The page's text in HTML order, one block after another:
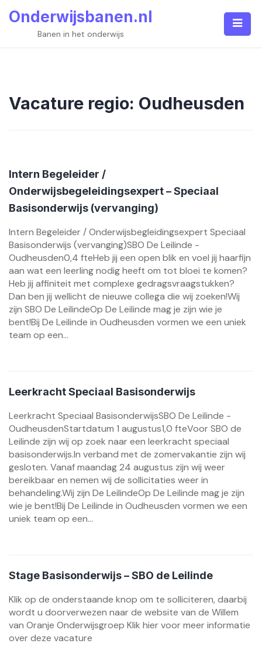
Onderwijsbanen.nl
Banen in het onderwijs
Vacature regio: Oudheusden
Intern Begeleider /
Onderwijsbegeleidingsexpert – Speciaal
Basisonderwijs (vervanging)
Intern Begeleider / Onderwijsbegleidingsexpert Speciaal
Basisonderwijs (vervanging)SBO De Leilinde -
Oudheusden0,4 fteHeb jij een open blik en voel jij haarfijn
aan wat een leerling nodig heeft om tot bloei te komen?
Heb jij affiniteit met complexe gedragsvraagstukken?
Dan ben jij wellicht de nieuwe collega die wij zoeken!Wij
zijn SBO De LeilindeOp De Leilinde mag je zijn wie je
bent!Bij De Leilinde in Oudheusden vormen we een uniek
team op een...
Leerkracht Speciaal Basisonderwijs
Leerkracht Speciaal BasisonderwijsSBO De Leilinde -
OudheusdenStartdatum 1 augustus1,0 fteVoor SBO de
Leilinde zijn wij op zoek naar een leerkracht speciaal
basisonderwijs.In verband met de zomervakantie zijn wij
gesloten. Vanaf maandag 24 augustus zijn wij weer
bereikbaar en nemen wij de sollicitaties weer in
behandeling.Wij zijn De LeilindeOp De Leilinde mag je zijn
wie je bent!Bij De Leilinde in Oudheusden vormen we een
uniek team op een...
Stage Basisonderwijs – SBO de Leilinde
Klik op de onderstaande knop om te solliciteren, daarbij
wordt u doorverwezen naar de website van de Willem
van Oranje Onderwijsgroep Klik hier voor meer informatie
over deze vacature